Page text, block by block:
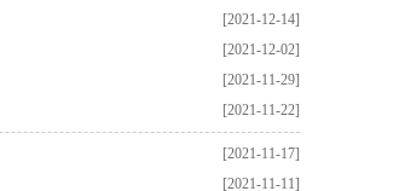
[2021-12-14]
[2021-12-02]
[2021-11-29]
[2021-11-22]
[2021-11-17]
[2021-11-11]